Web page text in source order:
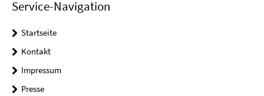
Service-Navigation
Startseite
Kontakt
Impressum
Presse